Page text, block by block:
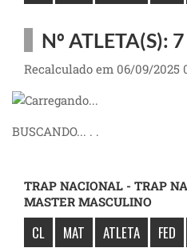
Nº ATLETA(S): 7
Recalculado em 06/09/2025
BUSCANDO... . .
TRAP NACIONAL - TRAP
MASTER MASCULINO
CL MAT ATLETA FED